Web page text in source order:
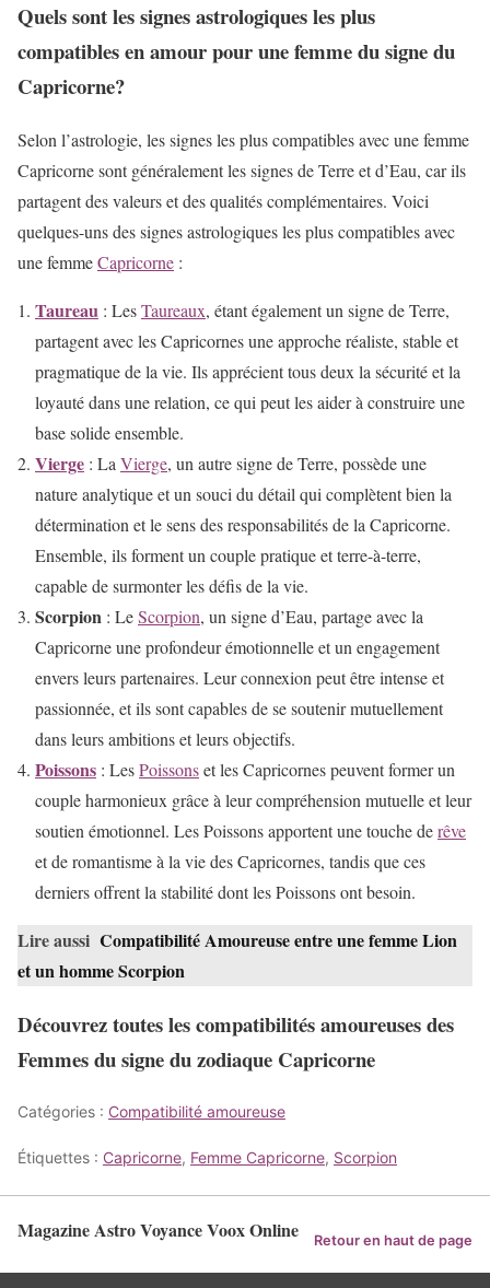
Quels sont les signes astrologiques les plus
compatibles en amour pour une femme du signe du
Capricorne?
Selon l’astrologie, les signes les plus compatibles avec une femme
Capricorne sont généralement les signes de Terre et d’Eau, car ils
partagent des valeurs et des qualités complémentaires. Voici
quelques-uns des signes astrologiques les plus compatibles avec
une femmeCapricorne :
Taureau : LesTaureaux, étant également un signe de Terre,
partagent avec les Capricornes une approche réaliste, stable et
pragmatique de la vie. Ils apprécient tous deux la sécurité et la
loyauté dans une relation, ce qui peut les aider à construire une
base solide ensemble.
Vierge : La Vierge, un autre signe de Terre, possède une
nature analytique et un souci du détail qui complètent bien la
détermination et le sens des responsabilités de la Capricorne.
Ensemble, ils forment un couple pratique et terre-à-terre,
capable de surmonter les défis de la vie.
Scorpion : LeScorpion, un signe d’Eau, partage avec la
Capricorne une profondeur émotionnelle et un engagement
envers leurs partenaires. Leur connexion peut être intense et
passionnée, et ils sont capables de se soutenir mutuellement
dans leurs ambitions et leurs objectifs.
Poissons : LesPoissonset les Capricornes peuvent former un
couple harmonieux grâce à leur compréhension mutuelle et leur
soutien émotionnel. Les Poissons apportent une touche derêve
et de romantisme à la vie des Capricornes, tandis que ces
derniers offrent la stabilité dont les Poissons ont besoin.
Lire aussi Compatibilité Amoureuse entre une femme Lion
et un homme Scorpion
Découvrez toutes les compatibilités amoureuses des
Femmes du signe du zodiaque Capricorne
Catégories : Compatibilité amoureuse
Étiquettes : Capricorne, Femme Capricorne, Scorpion
Magazine Astro Voyance Voox Online Retour en haut de page